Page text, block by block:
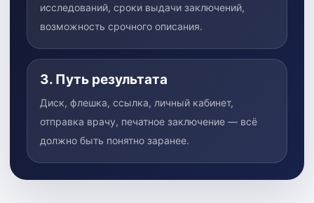
исследований, сроки выдачи заключений,
возможность срочного описания.
3. Путь результата
Диск, флешка, ссылка, личный кабинет,
отправка врачу, печатное заключение — всё
должно быть понятно заранее.